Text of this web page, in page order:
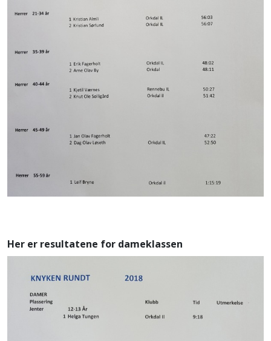
Her er resultatene for dameklassen